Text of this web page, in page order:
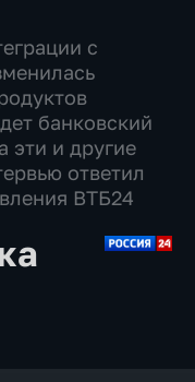
с
банковский
эти и другие
ответил
ВТБ24